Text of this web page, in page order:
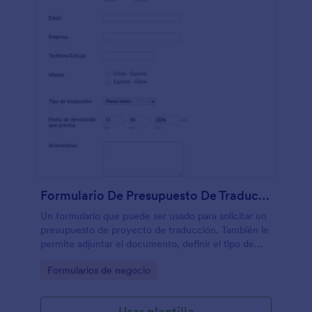
Formulario De Presupuesto De Traducción
Un formulario que puede ser usado para solicitar un
presupuesto de proyecto de traducción. También le
permite adjuntar el documento, definir el tipo de
límites para completarse.
Go to Category:
Formularios de negocio